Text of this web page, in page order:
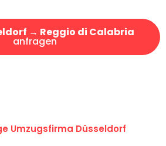
→ Reggio di Calabria
anfragen
Umzugsfirma Düsseldorf